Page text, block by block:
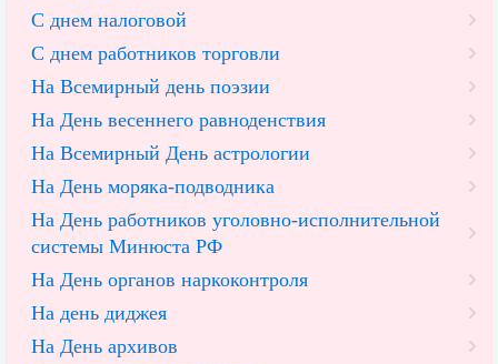
С днем налоговой
С днем работников торговли
На Всемирный день поэзии
На День весеннего равноденствия
На Всемирный День астрологии
На День моряка-подводника
На День работников уголовно-исполнительной
системы Минюста РФ
На День органов наркоконтроля
На день диджея
На День архивов